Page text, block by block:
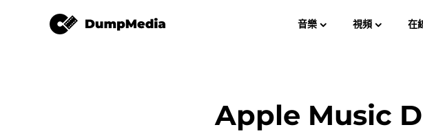
音樂
Apple Music 音樂轉檔器 YouTube
視頻 在
Apple Music 音樂轉檔器
Apple Music